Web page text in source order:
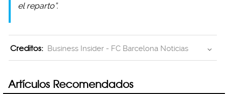
el reparto”.
Creditos: Business Insider - FC Barcelona Noticias
Artículos Recomendados